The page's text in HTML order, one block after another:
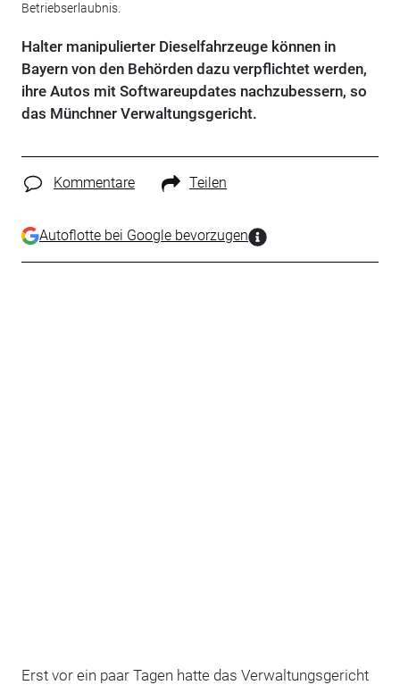
Betriebserlaubnis.
Halter manipulierter Dieselfahrzeuge können in
Bayern von den Behörden dazu verpflichtet werden,
ihre Autos mit Softwareupdates nachzubessern, so
das Münchner Verwaltungsgericht.
Kommentare Teilen
Autoflotte bei Google bevorzugen
Erst vor ein paar Tagen hatte das Verwaltungsgericht